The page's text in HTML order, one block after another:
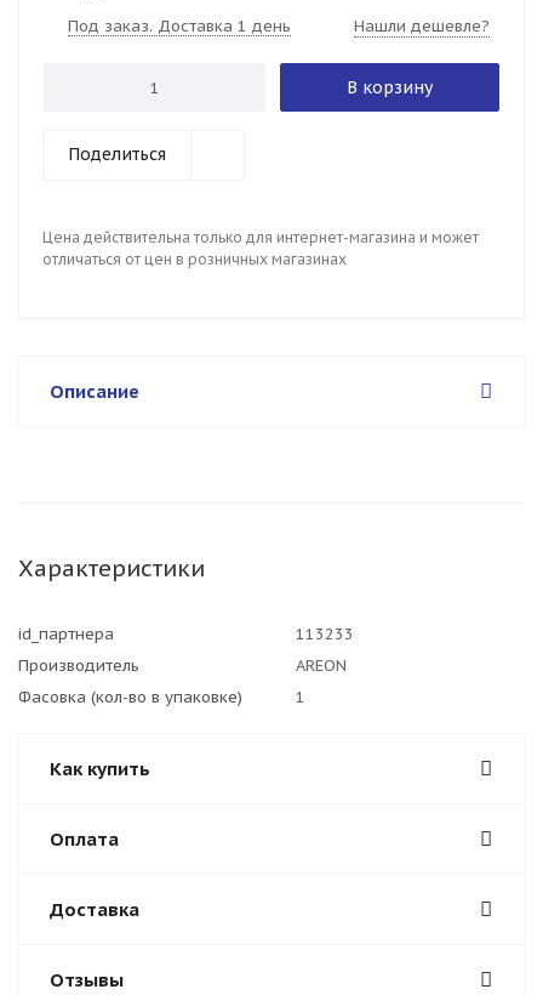
Под заказ. Доставка 1 день Нашли дешевле?
В корзину
Поделиться
Цена действительна только для интернет-магазина и может
отличаться от цен в розничных магазинах
Описание
Характеристики
id_партнера
113233
Производитель
AREON
Фасовка (кол-во в упаковке)
1
Как купить
Оплата
Доставка
Отзывы